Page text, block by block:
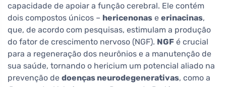
capacidade de apoiar a função cerebral. Ele contém
dois compostos únicos – hericenonas e erinacinas,
que, de acordo com pesquisas, estimulam a produção
do fator de crescimento nervoso (NGF). NGF é crucial
para a regeneração dos neurônios e a manutenção de
sua saúde, tornando o hericium um potencial aliado na
prevenção de doenças neurodegenerativas, como a